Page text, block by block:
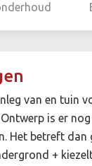
van en tuin
is er
Het betreft dan
+